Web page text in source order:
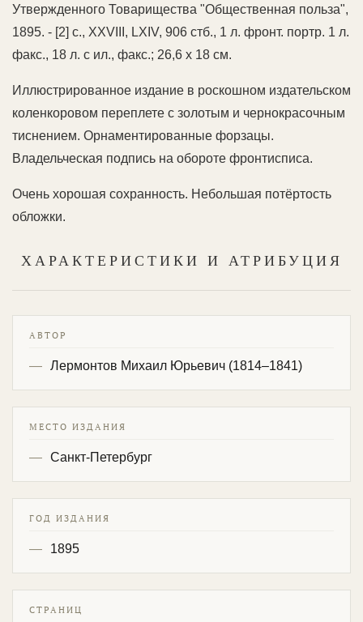
Утвержденного Товарищества "Общественная польза",
1895. - [2] с., XXVIII, LXIV, 906 стб., 1 л. фронт. портр. 1 л.
факс., 18 л. с ил., факс.; 26,6 х 18 см.
Иллюстрированное издание в роскошном издательском
коленкоровом переплете с золотым и чернокрасочным
тиснением. Орнаментированные форзацы.
Владельческая подпись на обороте фронтисписа.
Очень хорошая сохранность. Небольшая потёртость
обложки.
ХАРАКТЕРИСТИКИ И АТРИБУЦИЯ
АВТОР
Лермонтов Михаил Юрьевич (1814–1841)
МЕСТО ИЗДАНИЯ
Санкт-Петербург
ГОД ИЗДАНИЯ
1895
СТРАНИЦ